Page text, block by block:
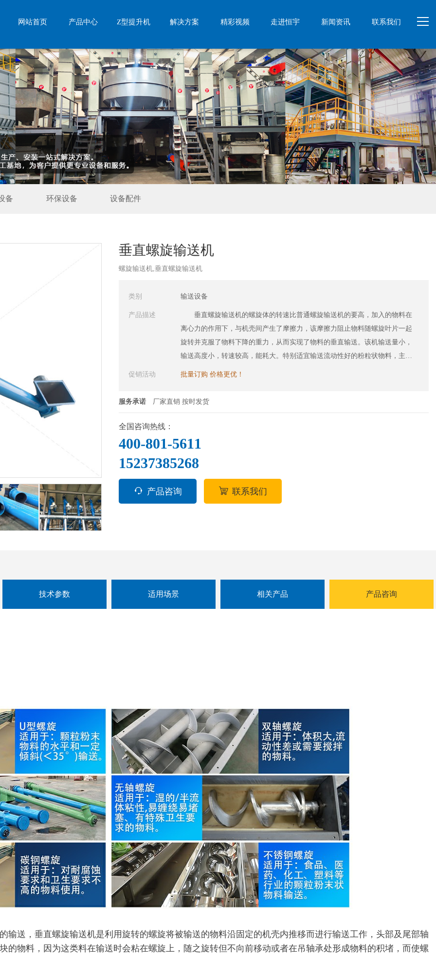
网站首页 产品中心 Z型提升机 解决方案 精彩视频 走进恒宇 新闻资讯 联系我们
备 环保设备 设备配件
垂直螺旋输送机
螺旋输送机,垂直螺旋输送机
类别 输送设备
产品描述
垂直螺旋输送机的螺旋体的转速比普通螺旋输送机的要高，加入的物料在
离心力的作用下，与机壳间产生了摩擦力，该摩擦力阻止物料随螺旋叶片一起
旋转并克服了物料下降的重力，从而实现了物料的垂直输送。该机输送量小，
输送高度小，转速较高，能耗大。特别适宜输送流动性好的粉粒状物料，主要
用于提升物料，提升高度一般不大于8米。
促销活动 批量订购 价格更优！
服务承诺 厂家直销 按时发货
全国咨询热线：
400-801-5611
15237385268
产品咨询 联系我们
技术参数 适用场景 相关产品 产品咨询
输送，垂直螺旋输送机是利用旋转的螺旋将被输送的物料沿固定的机壳内推移而进行输送工作，头部及尾部轴
的物料，因为这类料在输送时会粘在螺旋上，随之旋转但不向前移动或者在吊轴承处形成物料的积堵，而使螺